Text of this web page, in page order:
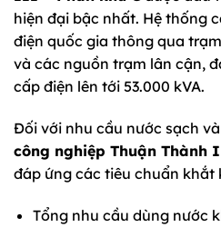
hiện đại bậc nhất. Hệ thống
điện quốc gia thông qua
và các nguồn trạm lân cận,
cấp điện lên tới 53.000 kVA.
Đối với nhu cầu nước sạch
công nghiệp Thuận Thành
đáp ứng các tiêu chuẩn khắt
Tổng nhu cầu dùng nước